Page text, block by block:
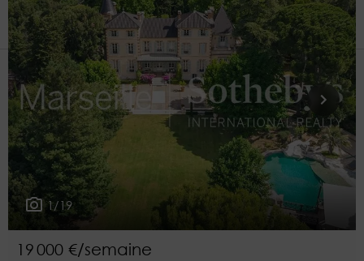
Plus de critères
2
1/19
19 000 €/semaine